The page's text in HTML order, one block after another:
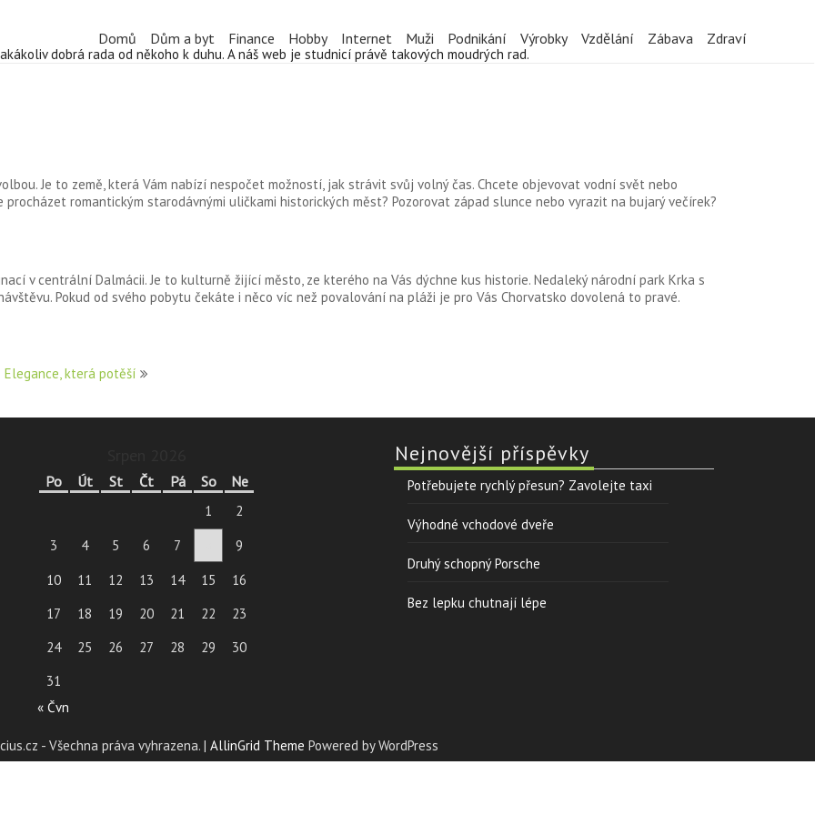
dobrá rada od někoho k duhu. A náš web je studnicí právě takových moudrých rad.
Domů Dům a byt Finance Hobby Internet Muži Podnikání Výrobky Vzdělání Zábava Zdraví
Je to země, která Vám nabízí nespočet možností, jak strávit svůj volný čas. Chcete objevovat vodní svět nebo
romantickým starodávnými uličkami historických měst? Pozorovat západ slunce nebo vyrazit na bujarý večírek?
v centrální Dalmácii. Je to kulturně žijící město, ze kterého na Vás dýchne kus historie. Nedaleký národní park Krka s
Pokud od svého pobytu čekáte i něco víc než povalování na pláži je pro Vás Chorvatsko dovolená to pravé.
Elegance, která potěší
Po Út St Čt Pá So Ne
1
2
3
4 5 6 7
9
10
11 12 13 14 15
16
17
18 19 20 21 22
23
24
25 26 27 28 29
30
31
« Čvn
Nejnovější příspěvky
Potřebujete rychlý přesun? Zavolejte taxi
Výhodné vchodové dveře
Druhý schopný Porsche
Bez lepku chutnají lépe
- Všechna práva vyhrazena. | AllinGrid Theme Powered by WordPress